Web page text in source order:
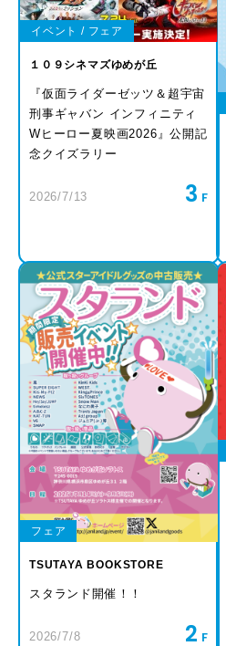
イベント / フェア
１０９シネマズゆめが丘
『仮面ライダーゼッツ＆超宇宙
刑事ギャバン インフィニティ
Wヒーロー夏映画2026』公開記
念クイズラリー
2026/7/13 3
フェア
TSUTAYA BOOKSTORE
スタランド開催！！
2026/7/8 2